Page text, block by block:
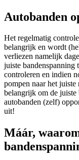
Autobanden
Het regelmatig
belangrijk en wordt
verliezen namelijk
juiste bandenspanning
controleren en indien
pompen naar het
belangrijk om de juiste
autobanden (zelf)
uit!
Máár,